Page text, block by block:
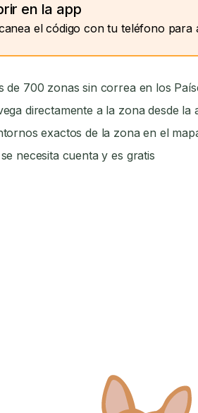
en la app
el código con tu teléfono para
de 700 zonas sin correa en los
directamente a la zona desde la
exactos de la zona en el
necesita cuenta y es gratis